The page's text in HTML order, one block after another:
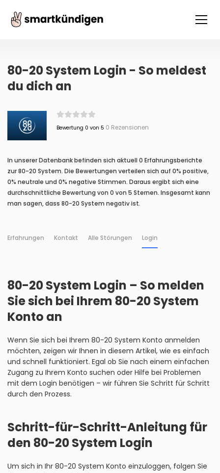
80-20 System Login - So meldest
du dich an
Bewertung 0 von 5 0 Rezensionen
In unserer Datenbank befinden sich aktuell 0 Erfahrungsberichte
zur 80-20 System. Die Bewertungen verteilen sich auf 0% positive,
0% neutrale und 0% negative Stimmen. Daraus ergibt sich eine
durchschnittliche Bewertung von 0 von 5 Sternen. Insgesamt kann
man sagen, dass 80-20 System negativ ist.
Erfahrungen Kontakt Alle Störungen Login
80-20 System Login – So melden
Sie sich bei Ihrem 80-20 System
Konto an
Wenn Sie sich bei Ihrem 80-20 System Konto anmelden
möchten, zeigen wir Ihnen in diesem Artikel, wie es einfach
und schnell funktioniert. Egal ob Sie nach einem einfachen
Zugang zu Ihrem Konto suchen oder Hilfe bei Problemen
mit dem Login benötigen – wir führen Sie Schritt für Schritt
durch den Prozess.
Schritt-für-Schritt-Anleitung für
den 80-20 System Login
Um sich in Ihr 80-20 System Konto einzuloggen, folgen Sie